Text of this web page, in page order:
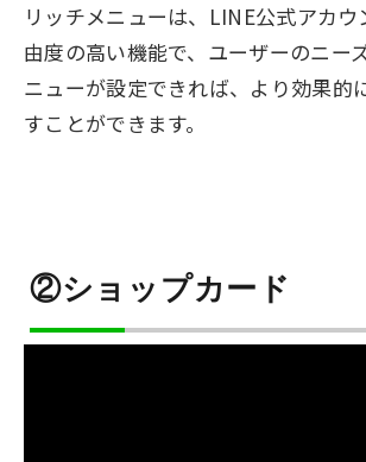
リッチメニューは、LINE公式アカウ
由度の高い機能で、ユーザーのニー
ニューが設定できれば、より効果的
すことができます。
②ショップカード